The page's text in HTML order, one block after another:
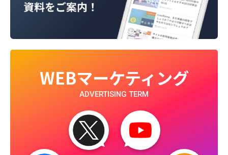
WEBマーケティング
ADVERTISING TERM